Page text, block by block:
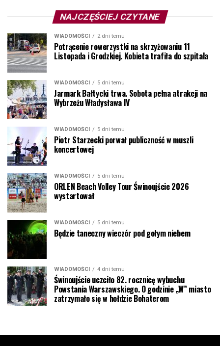
NAJCZĘŚCIEJ CZYTANE
WIADOMOŚCI 2 dni temu
Potrącenie rowerzystki na skrzyżowaniu 11
Listopada i Grodzkiej. Kobieta trafiła do szpitala
WIADOMOŚCI 5 dni temu
Jarmark Bałtycki trwa. Sobota pełna atrakcji na
Wybrzeżu Władysława IV
WIADOMOŚCI 5 dni temu
Piotr Starzecki porwał publiczność w muszli
koncertowej
WIADOMOŚCI 5 dni temu
ORLEN Beach Volley Tour Świnoujście 2026
wystartował
WIADOMOŚCI 5 dni temu
Będzie taneczny wieczór pod gołym niebem
WIADOMOŚCI 4 dni temu
Świnoujście uczciło 82. rocznicę wybuchu
Powstania Warszawskiego. O godzinie „W” miasto
zatrzymało się w hołdzie Bohaterom